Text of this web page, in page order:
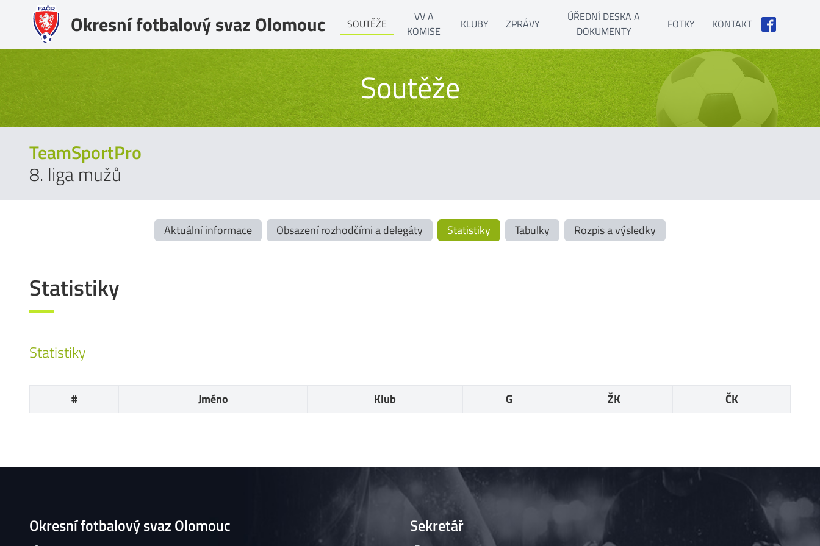
Okresní fotbalový svaz Olomouc SOUTĚŽE
VV A
KOMISE
KLUBY ZPRÁVY
ÚŘEDNÍ DESKA A
DOKUMENTY
FOTKY KONTAKT
Soutěže
TeamSportPro
8. liga mužů
Aktuální informace Obsazení rozhodčími a delegáty Statistiky Tabulky Rozpis a výsledky
Statistiky
Statistiky
# Jméno Klub G ŽK ČK
Okresní fotbalový svaz Olomouc Sekretář